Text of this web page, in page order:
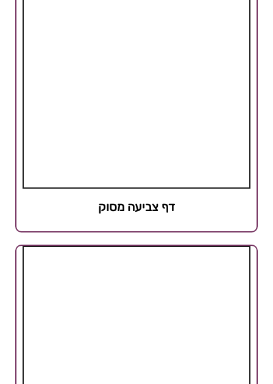
דף צביעה מסוק